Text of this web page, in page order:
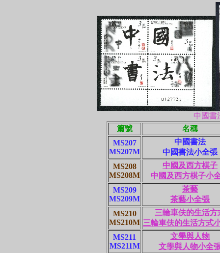
中國書
篇號
名稱
MS207
MS207M
中國書法
中國書法小全張
MS208
MS208M
中國及西方棋子
中國及西方棋子小
MS209
MS209M
茶藝
茶藝小全張
MS210
MS210M
三輪車伕的生活方
三輪車伕的生活方式
MS211
MS211M
文學與人物
文學與人物小全